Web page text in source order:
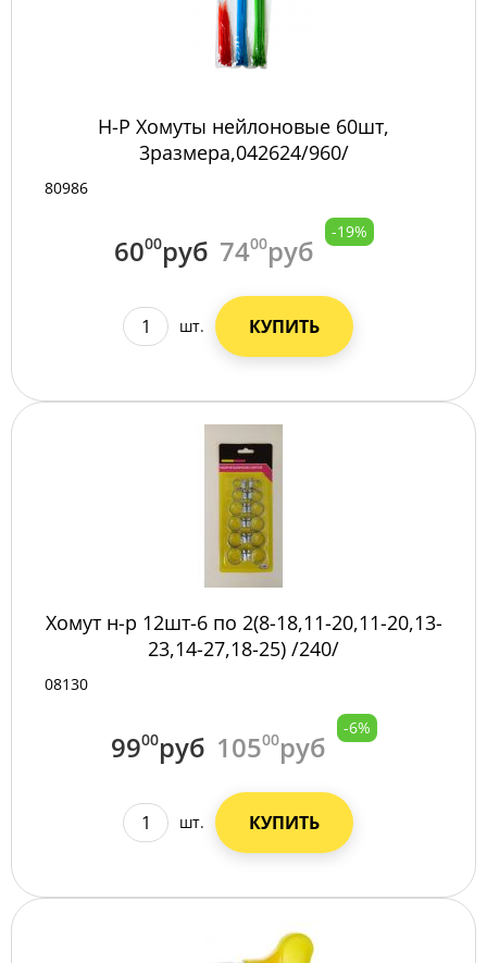
Н-Р Хомуты нейлоновые 60шт,
3размера,042624/960/
80986
6000руб 7400руб
-19%
шт. КУПИТЬ
Хомут н-р 12шт-6 по 2(8-18,11-20,11-20,13-
23,14-27,18-25) /240/
08130
9900руб 10500руб
-6%
шт. КУПИТЬ